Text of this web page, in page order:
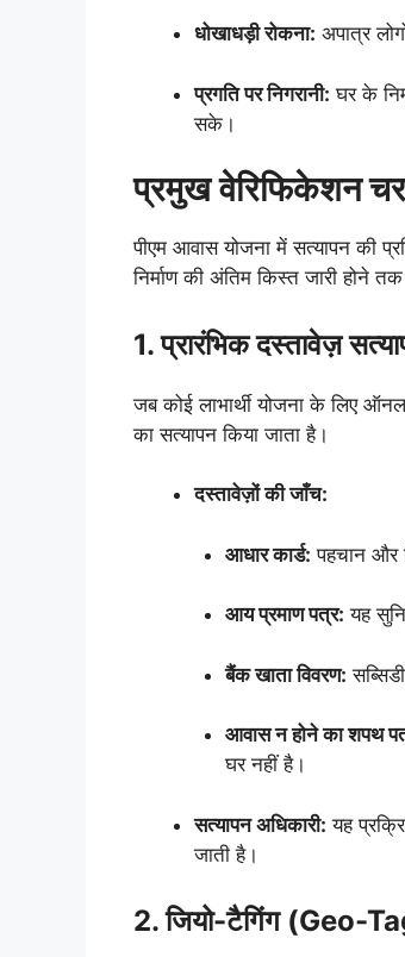
धोखाधड़ी रोकना: अपात्र
प्रगति पर निगरानी: घर के
सके।
प्रमुख वेरिफिकेशन
पीएम आवास योजना में सत्यापन की
निर्माण की अंतिम किस्त जारी होने
1. प्रारंभिक दस्तावेज़
जब कोई लाभार्थी योजना के लिए
का सत्यापन किया जाता है।
दस्तावेज़ों की जाँच:
आधार कार्ड: पहचान और
आय प्रमाण पत्र: यह
बैंक खाता विवरण:
आवास न होने का शपथ
घर नहीं है।
सत्यापन अधिकारी: यह
जाती है।
2. जियो-टैगिंग (Geo-